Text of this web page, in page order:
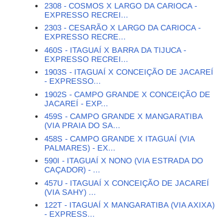
2308 - COSMOS X LARGO DA CARIOCA -
EXPRESSO RECREI...
2303 - CESARÃO X LARGO DA CARIOCA -
EXPRESSO RECRE...
460S - ITAGUAÍ X BARRA DA TIJUCA -
EXPRESSO RECREI...
1903S - ITAGUAÍ X CONCEIÇÃO DE JACAREÍ
- EXPRESSO...
1902S - CAMPO GRANDE X CONCEIÇÃO DE
JACAREÍ - EXP...
459S - CAMPO GRANDE X MANGARATIBA
(VIA PRAIA DO SA...
458S - CAMPO GRANDE X ITAGUAÍ (VIA
PALMARES) - EX...
590I - ITAGUAÍ X NONO (VIA ESTRADA DO
CAÇADOR) - ...
457U - ITAGUAÍ X CONCEIÇÃO DE JACAREÍ
(VIA SAHY) ...
122T - ITAGUAÍ X MANGARATIBA (VIA AXIXA)
- EXPRESS...